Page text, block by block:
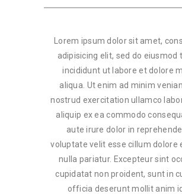
Lorem ipsum dolor sit amet,
adipisicing elit, sed do eiusmod
incididunt ut labore et dolore
aliqua. Ut enim ad minim
nostrud exercitation ullamco
aliquip ex ea commodo
aute irure dolor in
voluptate velit esse cillum dolore
nulla pariatur. Excepteur sint
cupidatat non proident, sunt in
officia deserunt mollit anim